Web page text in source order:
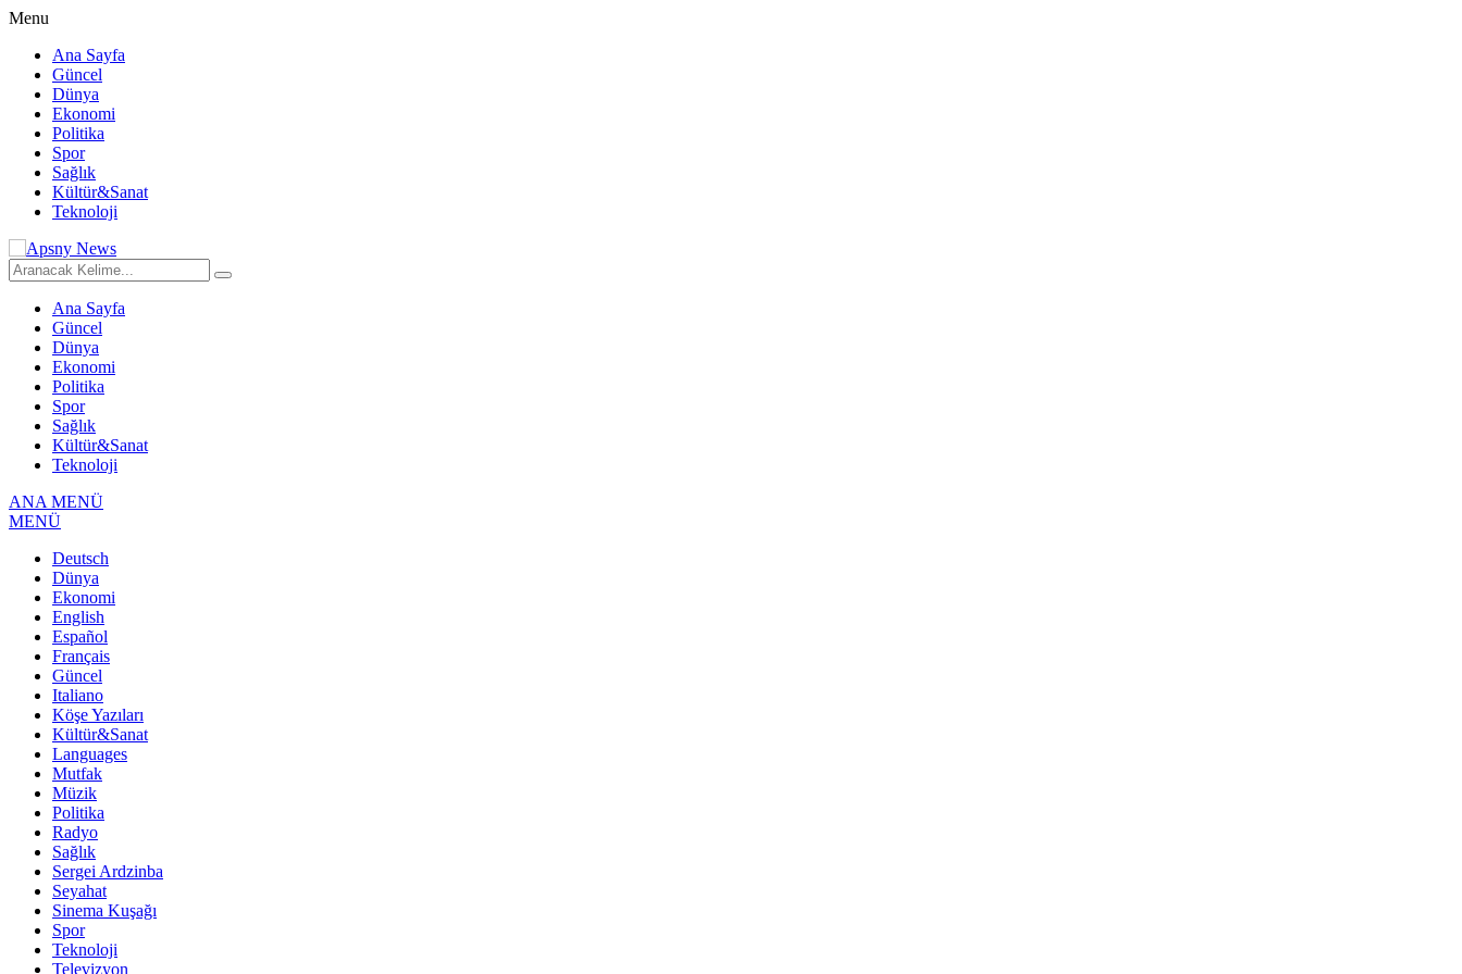
Menu
Ana Sayfa
Güncel
Dünya
Ekonomi
Politika
Spor
Sağlık
Kültür&Sanat
Teknoloji
Ana Sayfa
Güncel
Dünya
Ekonomi
Politika
Spor
Sağlık
Kültür&Sanat
Teknoloji
ANA MENÜ
MENÜ
Deutsch
Dünya
Ekonomi
English
Español
Français
Güncel
Italiano
Köşe Yazıları
Kültür&Sanat
Languages
Mutfak
Müzik
Politika
Radyo
Sağlık
Sergei Ardzinba
Seyahat
Sinema Kuşağı
Spor
Teknoloji
Televizyon